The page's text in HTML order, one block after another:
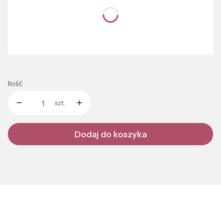
Ilość
szt.
Dodaj do koszyka